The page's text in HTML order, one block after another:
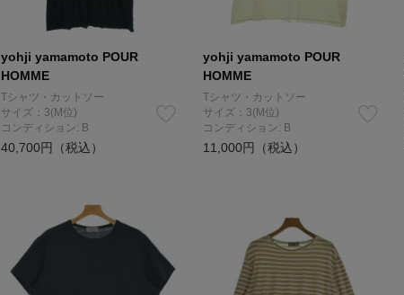
yohji yamamoto POUR
HOMME
Tシャツ・カットソー
サイズ：3(M位)
コンディション: B
40,700円（税込）
yohji yamamoto POUR
HOMME
Tシャツ・カットソー
サイズ：3(M位)
コンディション: B
11,000円（税込）